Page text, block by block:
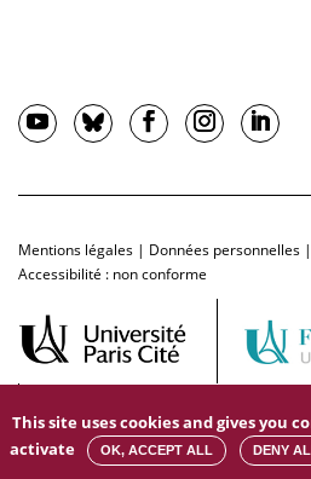
Mentions légales | Données personnelles |
Accessibilité : non conforme
This site uses cookies and gives you
activate
OK, ACCEPT ALL DENY